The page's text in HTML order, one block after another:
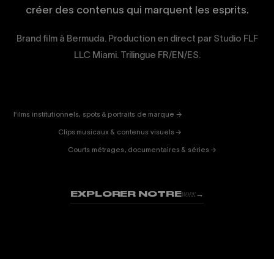
créer des contenus qui marquent les esprits.
Brand film à Bermuda. Production en direct par Studio FLF
LLC Miami. Trilingue FR/EN/ES.
Films institutionnels, spots & portraits de marque →
Clips musicaux & contenus visuels →
FICTION
& DOC
Courts métrages, documentaires & séries →
EXPLORER NOTREWORK→